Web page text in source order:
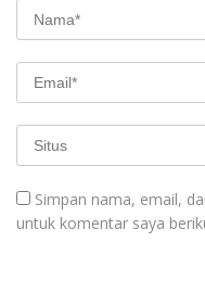
Simpan nama, email,
untuk komentar saya